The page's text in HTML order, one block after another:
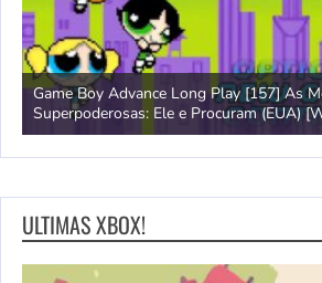
Game Boy Advance Long Play [157] As
Superpoderosas: Ele e Procuram (EUA)
ULTIMAS XBOX!